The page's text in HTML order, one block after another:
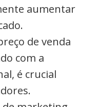
aumentar
de venda
com a
é crucial